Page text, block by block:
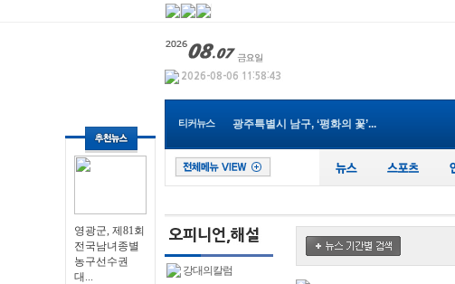
영광군, 제81회
전국남녀종별
농구선수권
대...
티커뉴스
광주특별시 남구, ‘평화의 꽃’...
순천시, 2027년 세계태권도한마...
광주통합특별시 서구아너스, 취...
전남광주통합특별시교육청, ‘건...
장성군, 폭염·가뭄 ‘총력 대응...
전남광주통합특별시, 폭염·가뭄...
영광군, 제81회 전국남녀종별농...
강대의칼럼